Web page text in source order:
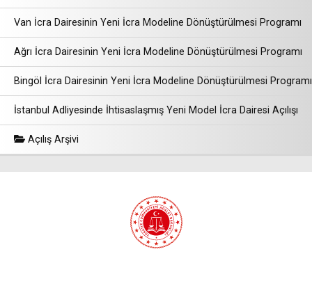
Van İcra Dairesinin Yeni İcra Modeline Dönüştürülmesi Programı
Ağrı İcra Dairesinin Yeni İcra Modeline Dönüştürülmesi Programı
Bingöl İcra Dairesinin Yeni İcra Modeline Dönüştürülmesi Programı
İstanbul Adliyesinde İhtisaslaşmış Yeni Model İcra Dairesi Açılışı
Açılış Arşivi